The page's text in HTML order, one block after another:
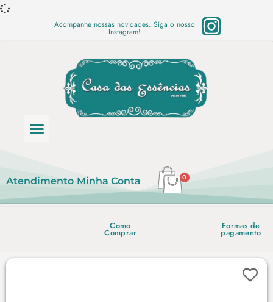
Acompanhe nossas novidades. Siga o nosso
Instagram!
Atendimento Minha Conta 0
Como
Comprar
Formas de
pagamento